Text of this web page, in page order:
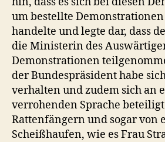
um bestellte
handelte und legte dar, dass
die Ministerin des
Demonstrationen
der Bundespräsident habe
verhalten und zudem sich an
verrohenden Sprache
Rattenfängern und sogar von
Scheißhaufen, wie es Frau